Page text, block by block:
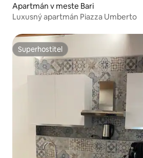
Apartmán v meste Bari
Luxusný apartmán Piazza Umberto
Superhostiteľ
Superhostiteľ